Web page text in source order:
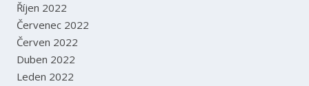
Říjen 2022
Červenec 2022
Červen 2022
Duben 2022
Leden 2022